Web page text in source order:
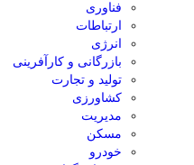
فناوری
ارتباطات
انرژی
بازرگانی و کارآفرینی
تولید و تجارت
کشاورزی
مدیریت
مسکن
خودرو